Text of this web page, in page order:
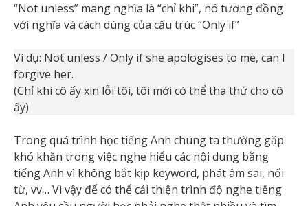
“Not unless” mang nghĩa là “chỉ khi”, nó tương đồng
với nghĩa và cách dùng của cấu trúc “Only if”
Ví dụ: Not unless / Only if she apologises to me, can I
forgive her.
(Chỉ khi cô ấy xin lỗi tôi, tôi mới có thể tha thứ cho cô
ấy)
Trong quá trình học tiếng Anh chúng ta thường gặp
khó khăn trong việc nghe hiểu các nội dung bằng
tiếng Anh vì không bắt kịp keyword, phát âm sai, nối
từ, vv… Vì vậy để có thể cải thiện trình độ nghe tiếng